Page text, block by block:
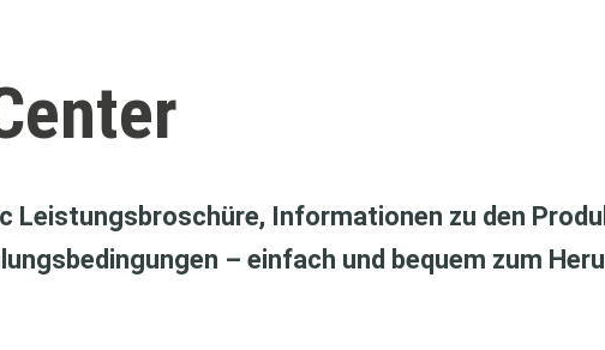
Leistungsbroschüre, Informationen zu den
– einfach und bequem zum